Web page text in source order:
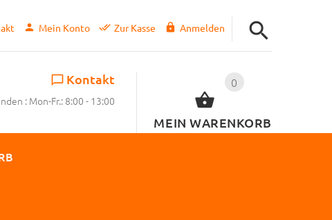
Mein Konto Zur Kasse Anmelden
0
MEIN WARENKORB
Kontakt
: Mon-Fr.: 8:00 - 13:00